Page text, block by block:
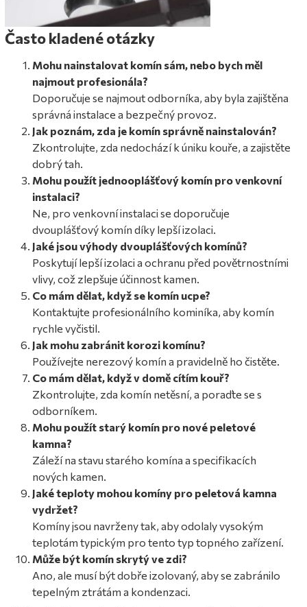
Často kladené otázky
Mohu nainstalovat komín sám, nebo bych měl
najmout profesionála?
Doporučuje se najmout odborníka, aby byla zajištěna
správná instalace a bezpečný provoz.
Jak poznám, zda je komín správně nainstalován?
Zkontrolujte, zda nedochází k úniku kouře, a zajistěte
dobrý tah.
Mohu použít jednooplášťový komín pro venkovní
instalaci?
Ne, pro venkovní instalaci se doporučuje
dvouplášťový komín díky lepší izolaci.
Jaké jsou výhody dvouplášťových komínů?
Poskytují lepší izolaci a ochranu před povětrnostními
vlivy, což zlepšuje účinnost kamen.
Co mám dělat, když se komín ucpe?
Kontaktujte profesionálního kominíka, aby komín
rychle vyčistil.
Jak mohu zabránit korozi komínu?
Používejte nerezový komín a pravidelně ho čistěte.
Co mám dělat, když v domě cítím kouř?
Zkontrolujte, zda komín netěsní, a poraďte se s
odborníkem.
Mohu použít starý komín pro nové peletové
kamna?
Záleží na stavu starého komína a specifikacích
nových kamen.
Jaké teploty mohou komíny pro peletová kamna
vydržet?
Komíny jsou navrženy tak, aby odolaly vysokým
teplotám typickým pro tento typ topného zařízení.
Může být komín skrytý ve zdi?
Ano, ale musí být dobře izolovaný, aby se zabránilo
tepelným ztrátám a kondenzaci.